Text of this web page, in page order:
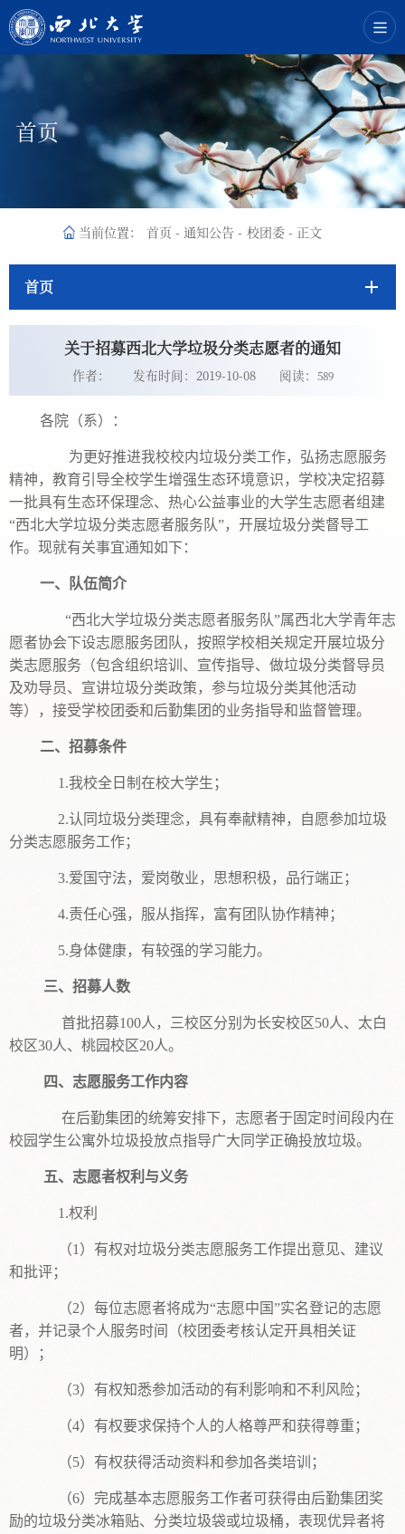
首页
当前位置： 首页 - 通知公告 - 校团委 - 正文
首页
关于招募西北大学垃圾分类志愿者的通知
作者： 发布时间：2019-10-08 阅读： 589
各院（系）：
为更好推进我校校内垃圾分类工作，弘扬志愿服务
精神，教育引导全校学生增强生态环境意识，学校决定招募
一批具有生态环保理念、热心公益事业的大学生志愿者组建
“西北大学垃圾分类志愿者服务队”，开展垃圾分类督导工
作。现就有关事宜通知如下：
一、队伍简介
“西北大学垃圾分类志愿者服务队”属西北大学青年志
愿者协会下设志愿服务团队，按照学校相关规定开展垃圾分
类志愿服务（包含组织培训、宣传指导、做垃圾分类督导员
及劝导员、宣讲垃圾分类政策，参与垃圾分类其他活动
等），接受学校团委和后勤集团的业务指导和监督管理。
二、招募条件
1.我校全日制在校大学生；
2.认同垃圾分类理念，具有奉献精神，自愿参加垃圾
分类志愿服务工作；
3.爱国守法，爱岗敬业，思想积极，品行端正；
4.责任心强，服从指挥，富有团队协作精神；
5.身体健康，有较强的学习能力。
三、招募人数
首批招募100人，三校区分别为长安校区50人、太白
校区30人、桃园校区20人。
四、志愿服务工作内容
在后勤集团的统筹安排下，志愿者于固定时间段内在
校园学生公寓外垃圾投放点指导广大同学正确投放垃圾。
五、志愿者权利与义务
1.权利
（1）有权对垃圾分类志愿服务工作提出意见、建议
和批评；
（2）每位志愿者将成为“志愿中国”实名登记的志愿
者，并记录个人服务时间（校团委考核认定开具相关证
明）；
（3）有权知悉参加活动的有利影响和不利风险；
（4）有权要求保持个人的人格尊严和获得尊重；
（5）有权获得活动资料和参加各类培训；
（6）完成基本志愿服务工作者可获得由后勤集团奖
励的垃圾分类冰箱贴、分类垃圾袋或垃圾桶，表现优异者将